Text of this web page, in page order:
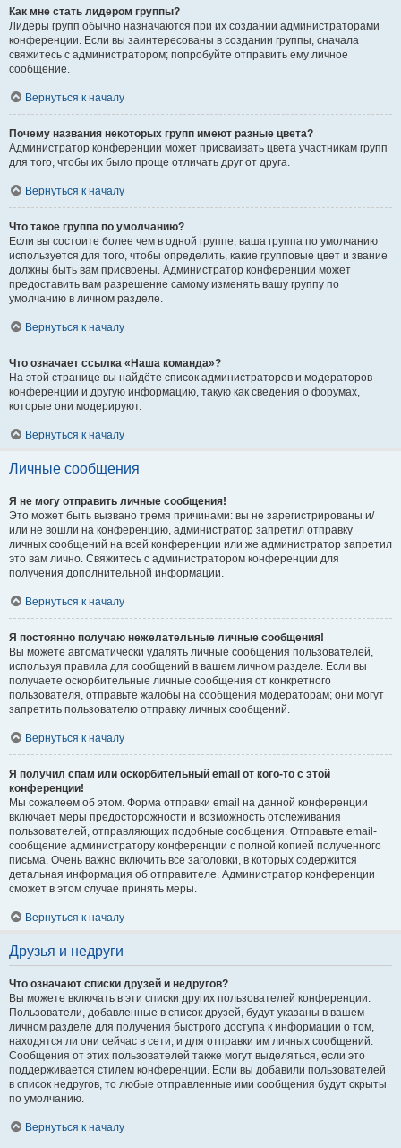
Как мне стать лидером группы?
Лидеры групп обычно назначаются при их создании администраторами
конференции. Если вы заинтересованы в создании группы, сначала
свяжитесь с администратором; попробуйте отправить ему личное
сообщение.
Вернуться к началу
Почему названия некоторых групп имеют разные цвета?
Администратор конференции может присваивать цвета участникам групп
для того, чтобы их было проще отличать друг от друга.
Вернуться к началу
Что такое группа по умолчанию?
Если вы состоите более чем в одной группе, ваша группа по умолчанию
используется для того, чтобы определить, какие групповые цвет и звание
должны быть вам присвоены. Администратор конференции может
предоставить вам разрешение самому изменять вашу группу по
умолчанию в личном разделе.
Вернуться к началу
Что означает ссылка «Наша команда»?
На этой странице вы найдёте список администраторов и модераторов
конференции и другую информацию, такую как сведения о форумах,
которые они модерируют.
Вернуться к началу
Личные сообщения
Я не могу отправить личные сообщения!
Это может быть вызвано тремя причинами: вы не зарегистрированы и/
или не вошли на конференцию, администратор запретил отправку
личных сообщений на всей конференции или же администратор запретил
это вам лично. Свяжитесь с администратором конференции для
получения дополнительной информации.
Вернуться к началу
Я постоянно получаю нежелательные личные сообщения!
Вы можете автоматически удалять личные сообщения пользователей,
используя правила для сообщений в вашем личном разделе. Если вы
получаете оскорбительные личные сообщения от конкретного
пользователя, отправьте жалобы на сообщения модераторам; они могут
запретить пользователю отправку личных сообщений.
Вернуться к началу
Я получил спам или оскорбительный email от кого-то с этой
конференции!
Мы сожалеем об этом. Форма отправки email на данной конференции
включает меры предосторожности и возможность отслеживания
пользователей, отправляющих подобные сообщения. Отправьте email-
сообщение администратору конференции с полной копией полученного
письма. Очень важно включить все заголовки, в которых содержится
детальная информация об отправителе. Администратор конференции
сможет в этом случае принять меры.
Вернуться к началу
Друзья и недруги
Что означают списки друзей и недругов?
Вы можете включать в эти списки других пользователей конференции.
Пользователи, добавленные в список друзей, будут указаны в вашем
личном разделе для получения быстрого доступа к информации о том,
находятся ли они сейчас в сети, и для отправки им личных сообщений.
Сообщения от этих пользователей также могут выделяться, если это
поддерживается стилем конференции. Если вы добавили пользователей
в список недругов, то любые отправленные ими сообщения будут скрыты
по умолчанию.
Вернуться к началу